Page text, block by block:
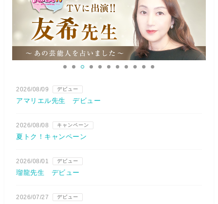
2026/08/09 デビュー
アマリエル先生 デビュー
2026/08/08 キャンペーン
夏トク！キャンペーン
2026/08/01 デビュー
瑠龍先生 デビュー
2026/07/27 デビュー